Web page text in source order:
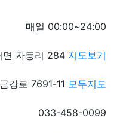
매일 00:00~24:00
면 자등리 284 지도보기
강로 7691-11 모두지도
033-458-0099